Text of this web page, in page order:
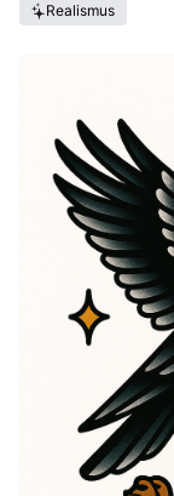
Realismus